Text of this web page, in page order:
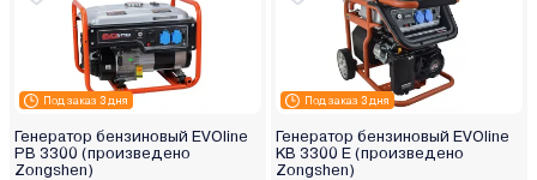
Под заказ 3 дня
Генератор бензиновый EVOline
PB 3300 (произведено
Zongshen)
Под заказ 3 дня
Генератор бензиновый EVOline
KB 3300 E (произведено
Zongshen)